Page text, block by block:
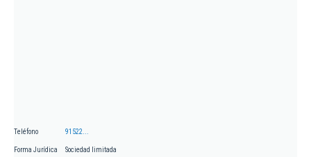
Teléfono 91522...
Forma Jurídica Sociedad limitada